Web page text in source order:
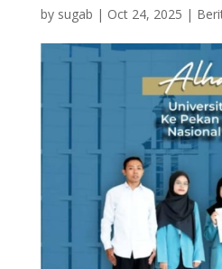
by sugab | Oct 24, 2025 |